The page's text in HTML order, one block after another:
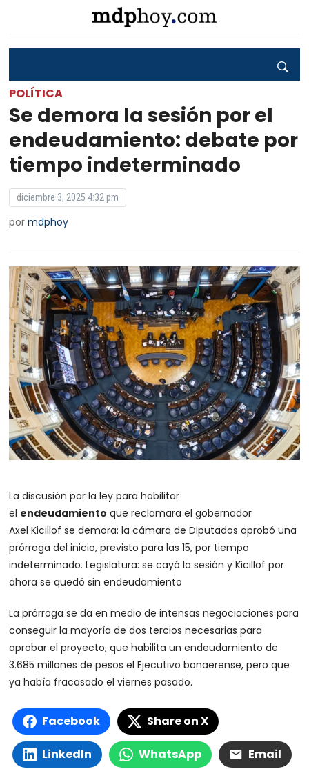
POLÍTICA
Se demora la sesión por el
endeudamiento: debate por
tiempo indeterminado
diciembre 3, 2025 4:32 pm
pormdphoy
La discusión por la ley para habilitar
el endeudamiento que reclamara el gobernador
Axel Kicillof se demora: la cámara de Diputados aprobó una
prórroga del inicio, previsto para las 15, por tiempo
indeterminado.Legislatura: se cayó la sesión y Kicillof por
ahora se quedó sin endeudamiento
La prórroga se da en medio de intensas negociaciones para
conseguir la mayoría de dos tercios necesarias para
aprobar el proyecto, que habilita un endeudamiento de
3.685 millones de pesos el Ejecutivo bonaerense, pero que
ya había fracasado el viernes pasado.
Facebook Share on X
LinkedIn WhatsApp Email